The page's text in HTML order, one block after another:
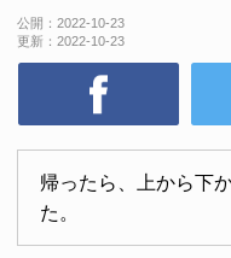
公開： 2022-10-23
更新： 2022-10-23
帰ったら、上から下
た。